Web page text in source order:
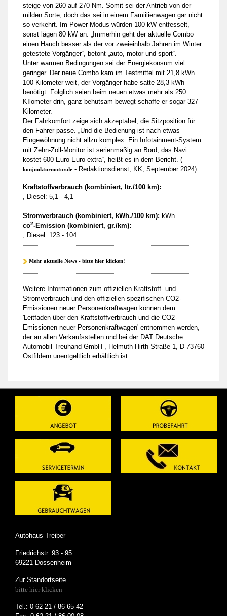
steige von 260 auf 270 Nm. Somit sei der Antrieb von der
milden Sorte, doch das sei in einem Famiilienwagen gar nicht
so verkehrt. Im Power-Modus würden 100 kW entfesselt,
sonst lägen 80 kW an. „Immerhin geht der aktuelle Combo
einen Hauch besser als der vor zweieinhalb Jahren im Winter
getestete Vorgänger“, betont „auto, motor und sport“.
Unter warmen Bedingungen sei der Energiekonsum viel
geringer. Der neue Combo kam im Testmittel mit 21,8 kWh
100 Kilometer weit, der Vorgänger habe satte 28,3 kWh
benötigt. Folglich seien beim neuen etwas mehr als 250
KIlometer drin, ganz behutsam bewegt schaffe er sogar 327
Kilometer.
Der Fahrkomfort zeige sich akzeptabel, die Sitzposition für
den Fahrer passe. „Und die Bedienung ist nach etwas
Eingewöhnung nicht allzu komplex. Ein Infotainment-System
mit Zehn-Zoll-Monitor ist serienmäßig an Bord, das Navi
kostet 600 Euro Euro extra“, heißt es in dem Bericht. (
konjunkturmotor.de - Redaktionsdienst, KK, September 2024)
Kraftstoffverbrauch (kombiniert, ltr./100 km):
, Diesel: 5,1 - 4,1
Stromverbrauch (kombiniert, kWh./100 km): kWh
co2-Emission (kombiniert, gr./km):
, Diesel: 123 - 104
Mehr aktuelle News - bitte hier klicken!
Weitere Informationen zum offiziellen Kraftstoff- und
Stromverbrauch und den offiziellen spezifischen CO2-
Emissionen neuer Personenkraftwagen können dem
'Leitfaden über den Kraftstoffverbrauch und die CO2-
Emissionen neuer Personenkraftwagen' entnommen werden,
der an allen Verkaufsstellen und bei der DAT Deutsche
Automobil Treuhand GmbH , Helmuth-Hirth-Straße 1, D-73760
Ostfildern unentgeltlich erhältlich ist.
Autohaus Treiber
Friedrichstr. 93 - 95
69221 Dossenheim
Zur Standortseite
bitte hier klicken
Tel.: 0 62 21 / 86 65 42